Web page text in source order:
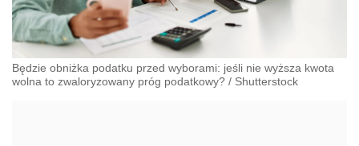
Będzie obniżka podatku przed wyborami: jeśli nie wyższa kwota
wolna to zwaloryzowany próg podatkowy? / Shutterstock